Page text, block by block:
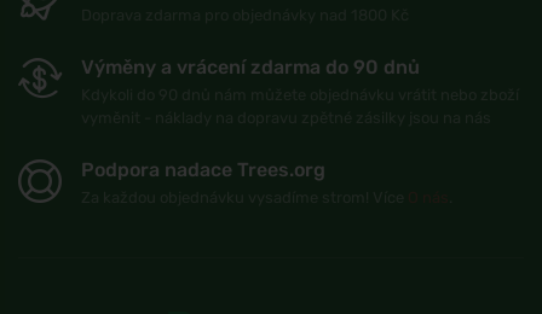
Výměny a vrácení zdarma do 90 dnů
Podpora nadace Trees.org